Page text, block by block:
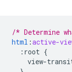
/* Determine
html :active-
:root {
view-